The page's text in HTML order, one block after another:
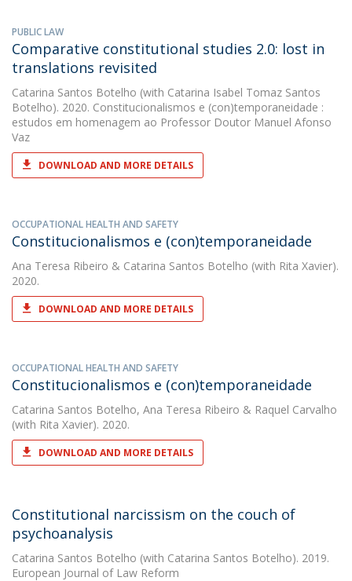
PUBLIC LAW
Comparative constitutional studies 2.0: lost in
translations revisited
Catarina Santos Botelho (with Catarina Isabel Tomaz Santos
Botelho). 2020. Constitucionalismos e (con)temporaneidade :
estudos em homenagem ao Professor Doutor Manuel Afonso
Vaz
DOWNLOAD AND MORE DETAILS
OCCUPATIONAL HEALTH AND SAFETY
Constitucionalismos e (con)temporaneidade
Ana Teresa Ribeiro & Catarina Santos Botelho (with Rita Xavier).
2020.
DOWNLOAD AND MORE DETAILS
OCCUPATIONAL HEALTH AND SAFETY
Constitucionalismos e (con)temporaneidade
Catarina Santos Botelho, Ana Teresa Ribeiro & Raquel Carvalho
(with Rita Xavier). 2020.
DOWNLOAD AND MORE DETAILS
Constitutional narcissism on the couch of
psychoanalysis
Catarina Santos Botelho (with Catarina Santos Botelho). 2019.
European Journal of Law Reform